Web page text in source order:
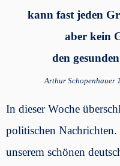
kann fast jeden
aber kein
den
Arthur Schopenhauer
In dieser Woche
politischen
unserem schönen